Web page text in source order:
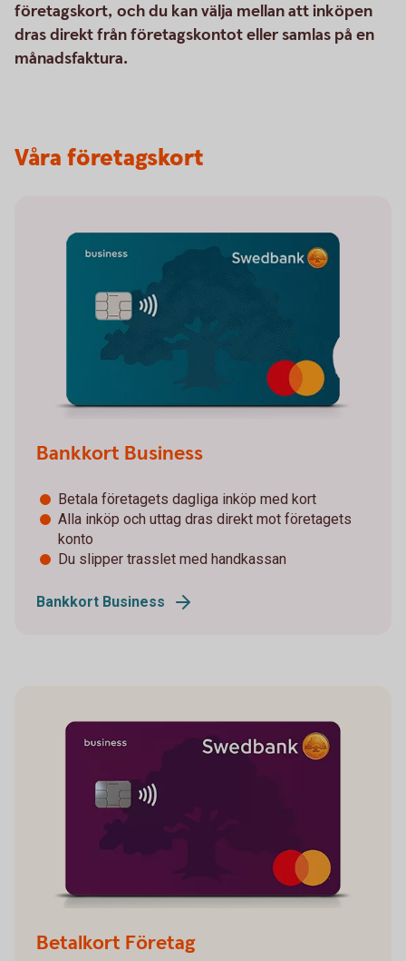
företagskort, och du kan välja mellan att inköpen
dras direkt från företagskontot eller samlas på en
månadsfaktura.
Våra företagskort
Bankkort Business
Betala företagets dagliga inköp med kort
Alla inköp och uttag dras direkt mot företagets
konto
Du slipper trasslet med handkassan
Bankkort Business
Betalkort Företag